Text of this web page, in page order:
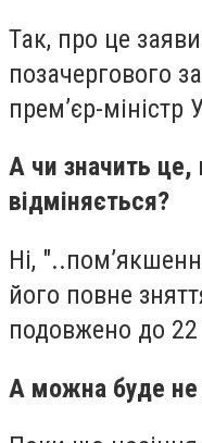
Так, про це
позачергового
прем’єр-
А чи значить це,
відміняється?
Ні,
його повне
подовжено до
А можна буде не